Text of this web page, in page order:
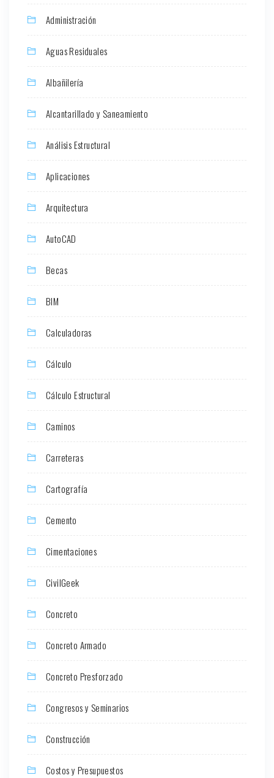
Administración
Aguas Residuales
Albañilería
Alcantarillado y Saneamiento
Análisis Estructural
Aplicaciones
Arquitectura
AutoCAD
Becas
BIM
Calculadoras
Cálculo
Cálculo Estructural
Caminos
Carreteras
Cartografía
Cemento
Cimentaciones
CivilGeek
Concreto
Concreto Armado
Concreto Presforzado
Congresos y Seminarios
Construcción
Costos y Presupuestos